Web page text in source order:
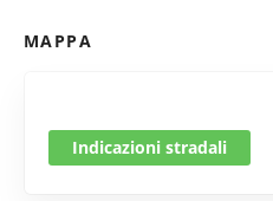
MAPPA
Indicazioni stradali